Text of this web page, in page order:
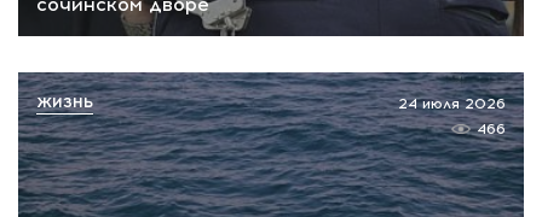
24 июля 2026
466
ЖИЗНЬ